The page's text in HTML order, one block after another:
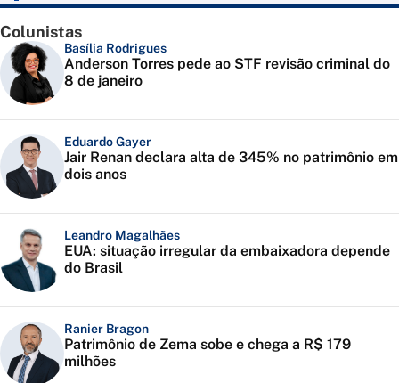
Colunistas
Basília Rodrigues
Anderson Torres pede ao STF revisão criminal do
8 de janeiro
Eduardo Gayer
Jair Renan declara alta de 345% no patrimônio em
dois anos
Leandro Magalhães
EUA: situação irregular da embaixadora depende
do Brasil
Ranier Bragon
Patrimônio de Zema sobe e chega a R$ 179
milhões